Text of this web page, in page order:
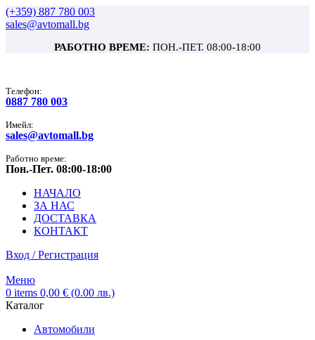
(+359) 887 780 003
sales@avtomall.bg
РАБОТНО ВРЕМЕ: ПОН.-ПЕТ. 08:00-18:00
Tелефон:
0887 780 003
Имейл:
sales@avtomall.bg
Работно време:
Пон.-Пет. 08:00-18:00
НАЧАЛО
ЗА НАС
ДОСТАВКА
КОНТАКТ
Вход / Регистрация
Меню
0 items 0,00 € (0.00 лв.)
Каталог
Автомобили